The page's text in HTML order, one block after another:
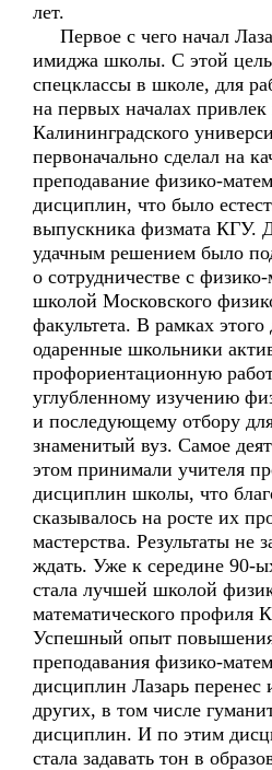
лет.
Первое с чего начал
имиджа школы. С этой
спецклассы в школе, для
на первых началах привлек
Калининградского
первоначально сделал на
преподавание физико-
дисциплин, что было
выпускника физмата КГУ.
удачным решением было
о сотрудничестве с
школой Московского
факультета. В рамках этого
одаренные школьники
профориентационную
углубленному изучению
и последующему отбору
знаменитый вуз. Самое
этом принимали учителя
дисциплин школы, что
сказывалось на росте их
мастерства. Результаты не
ждать. Уже к середине 90-
стала лучшей школой
математического профиля
Успешный опыт повышения
преподавания физико-
дисциплин Лазарь перенес
других, в том числе
дисциплин. И по этим
стала задавать тон в